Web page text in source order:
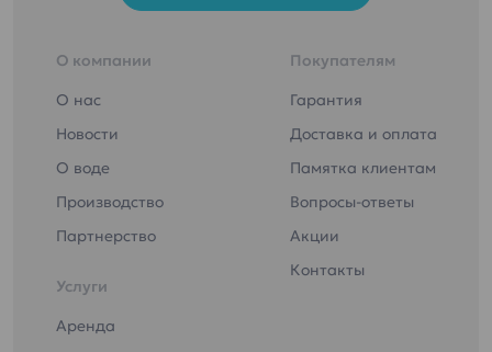
О компании
О нас
Новости
О воде
Производство
Партнерство
Услуги
Аренда
Покупателям
Гарантия
Доставка и оплата
Памятка клиентам
Вопросы-ответы
Акции
Контакты